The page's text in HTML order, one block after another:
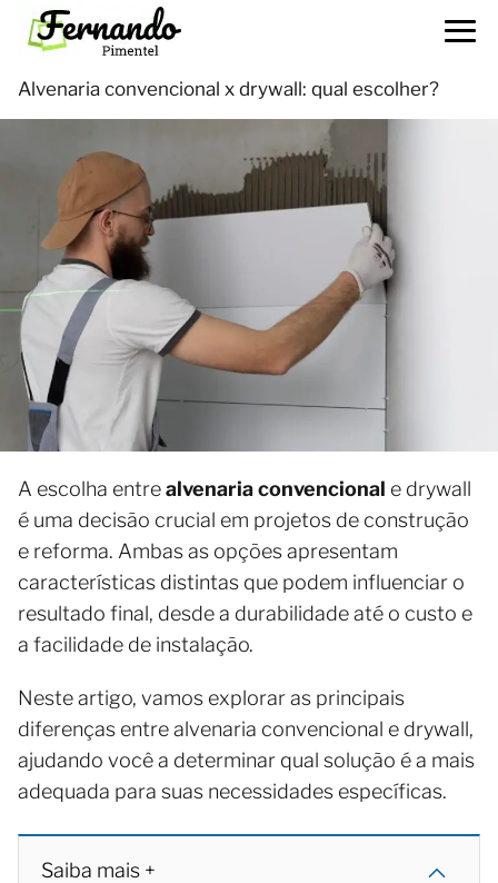
Alvenaria convencional x drywall: qual escolher?
A escolha entrealvenaria convencional e drywall
é uma decisão crucial em projetos de construção
e reforma. Ambas as opções apresentam
características distintas que podem influenciar o
resultado final, desde a durabilidade até o custo e
a facilidade de instalação.
Neste artigo, vamos explorar as principais
diferenças entre alvenaria convencional e drywall,
ajudando você a determinar qual solução é a mais
adequada para suas necessidades específicas.
Saiba mais +